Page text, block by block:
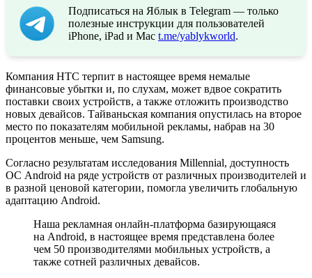
Подписаться на Яблык в Telegram — только
полезные инструкции для пользователей
iPhone, iPad и Mac t.me/yablykworld.
Компания HTC терпит в настоящее время немалые
финансовые убытки и, по слухам, может вдвое сократить
поставки своих устройств, а также отложить производство
новых девайсов. Тайваньская компания опустилась на второе
место по показателям мобильной рекламы, набрав на 30
процентов меньше, чем Samsung.
Согласно результатам исследования Millennial, доступность
ОС Android на ряде устройств от различных производителей и
в разной ценовой категории, помогла увеличить глобальную
адаптацию Android.
Наша рекламная онлайн-платформа базирующаяся
на Android, в настоящее время представлена более
чем 50 производителями мобильных устройств, а
также сотней различных девайсов.